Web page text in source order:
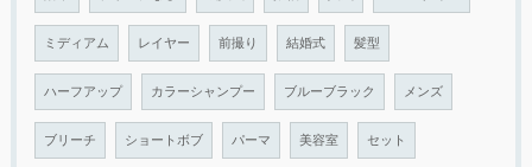
ミディアム レイヤー 前撮り 結婚式 髪型
ハーフアップ カラーシャンプー ブルーブラック メンズ
ブリーチ ショートボブ パーマ 美容室 セット